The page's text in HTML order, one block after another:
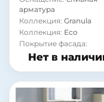
арматура
Коллекция: Granula
Коллекция: Eco
Покрытие фасада:
ламинат
Нет в